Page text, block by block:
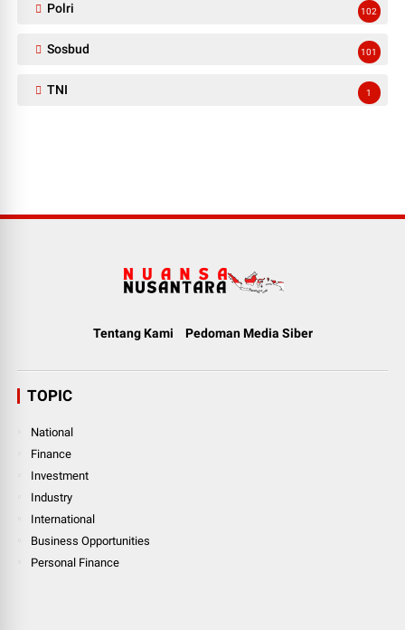
Polri 102
Sosbud 101
TNI 1
Tentang Kami Pedoman Media Siber
TOPIC
National
Finance
Investment
Industry
International
Business Opportunities
Personal Finance